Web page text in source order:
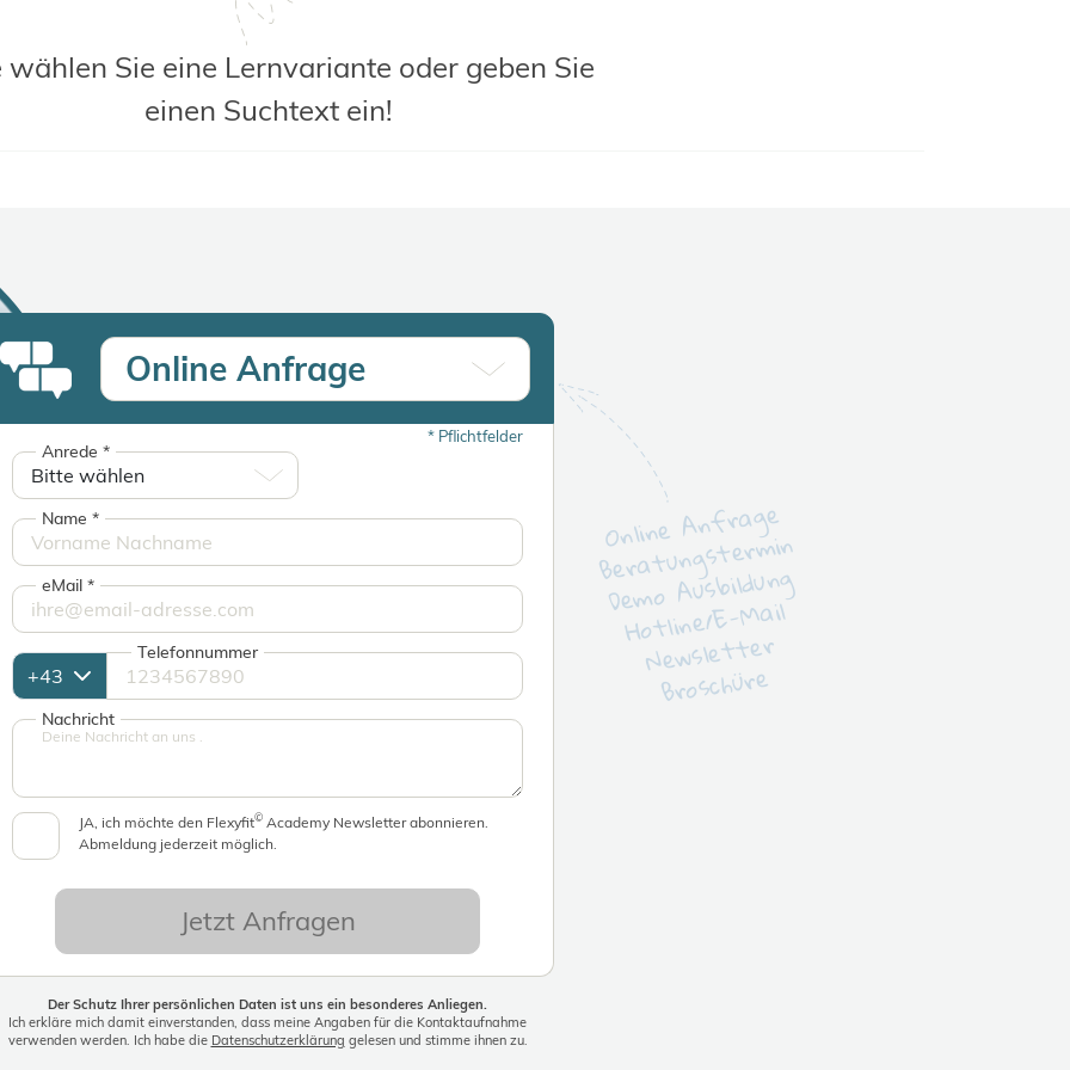
wählen Sie eine Lernvariante oder geben Sie
einen Suchtext ein!
Online Anfrage
Beratungstermin
Demo Ausbildung
Hotline/E-Mail
Newsletter
Broschüre
Online Anfrage
* Pflichtfelder
Anrede *
Name *
eMail *
Telefonnummer
Nachricht
JA, ich möchte den Flexyfit© Academy Newsletter abonnieren.
Abmeldung jederzeit möglich.
Jetzt Anfragen
Der Schutz Ihrer persönlichen Daten ist uns ein besonderes Anliegen.
Ich erkläre mich damit einverstanden, dass meine Angaben für die Kontaktaufnahme
verwenden werden. Ich habe die Datenschutzerklärung gelesen und stimme ihnen zu.